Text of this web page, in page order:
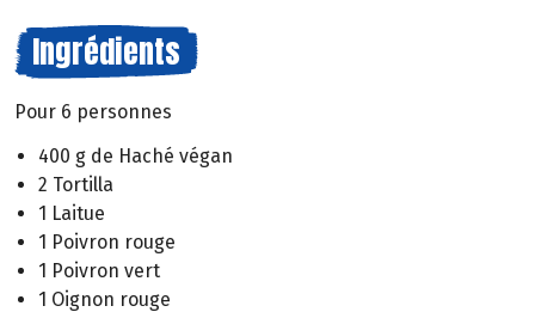
Ingrédients
Pour 6 personnes
400 g de Haché végan
2 Tortilla
1 Laitue
1 Poivron rouge
1 Poivron vert
1 Oignon rouge